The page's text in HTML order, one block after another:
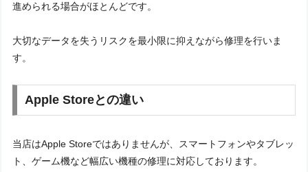
進められる場合がほとんどです。
大切なデータを失うリスクを最小限に抑えながら修理を行いま
す。
Apple Storeとの違い
当店はApple Storeではありませんが、スマートフォンやタブレッ
ト、ゲーム機など幅広い機種の修理に対応しております。